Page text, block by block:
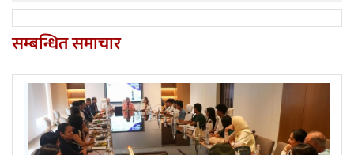
सम्बन्धित समाचार